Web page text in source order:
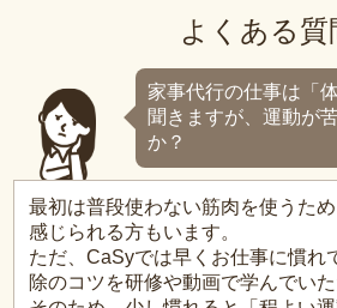
よくある質
家事代行の仕事は「
聞きますが、運動が
か？
最初は普段使わない筋肉を使うた
感じられる方もいます。
ただ、CaSyでは早くお仕事に慣れ
除のコツを研修や動画で学んでいた